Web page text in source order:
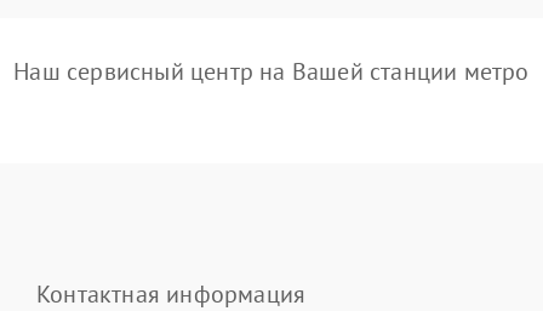
Наш сервисный центр на Вашей станции метро
Контактная информация